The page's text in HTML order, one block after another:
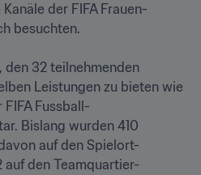
der FIFA Frauen-
besuchten.
den 32 teilnehmenden
Leistungen zu bieten wie
Fussball-
Bislang wurden 410
auf den Spielort-
auf den Teamquartier-